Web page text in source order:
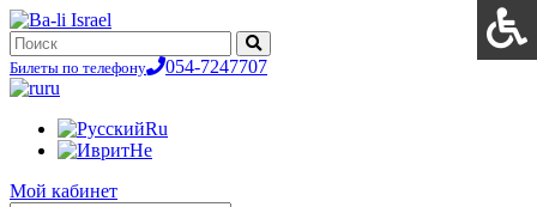
Билеты по телефону
054-7247707
ru
Ru
He
Мой кабинет